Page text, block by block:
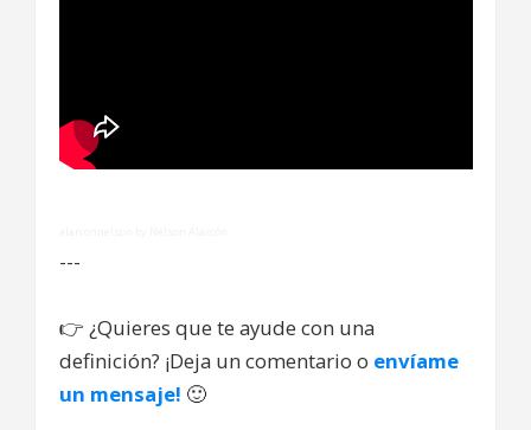
---
👉 ¿Quieres que te ayude con una
definición? ¡Deja un comentario o envíame
un mensaje! 🙂